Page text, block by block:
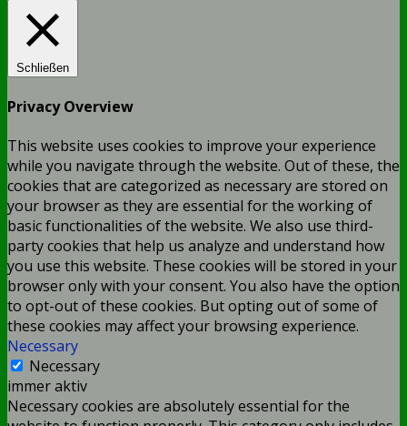
Schließen
Privacy Overview
This website uses cookies to improve your experience
while you navigate through the website. Out of these, the
cookies that are categorized as necessary are stored on
your browser as they are essential for the working of
basic functionalities of the website. We also use third-
party cookies that help us analyze and understand how
you use this website. These cookies will be stored in your
browser only with your consent. You also have the option
to opt-out of these cookies. But opting out of some of
these cookies may affect your browsing experience.
Necessary
Necessary
immer aktiv
Necessary cookies are absolutely essential for the